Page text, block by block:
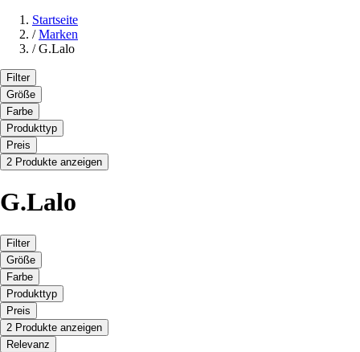
Startseite
/ Marken
/ G.Lalo
Filter
Größe
Farbe
Produkttyp
Preis
2 Produkte anzeigen
G.Lalo
Filter
Größe
Farbe
Produkttyp
Preis
2 Produkte anzeigen
Relevanz